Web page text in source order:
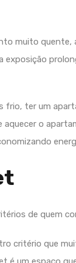
muito quente,
frio, ter um
o
critério que